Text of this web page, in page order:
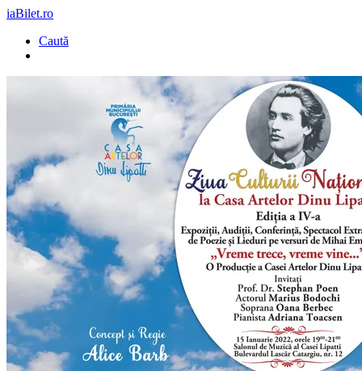
iaBilet.ro
Caută